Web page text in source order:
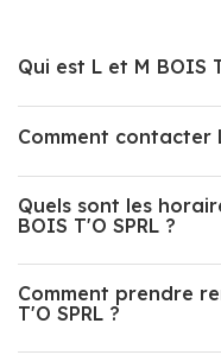
Qui est L et M BOIS
Comment contacter
Quels sont les
BOIS T'O SPRL ?
Comment prendre
T'O SPRL ?